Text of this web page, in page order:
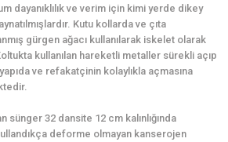
dayanıklılık ve verim için kimi yerde dikey
Kutu kollarda ve çıta
gürgen ağacı kullanılarak iskelet olarak
kullanılan hareketli metaller sürekli açıp
ve refakatçinin kolaylıkla açmasına
sünger 32 dansite 12 cm kalınlığında
deforme olmayan kanserojen